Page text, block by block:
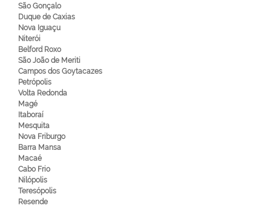
São Gonçalo
Duque de Caxias
Nova Iguaçu
Niterói
Belford Roxo
São João de Meriti
Campos dos Goytacazes
Petrópolis
Volta Redonda
Magé
Itaboraí
Mesquita
Nova Friburgo
Barra Mansa
Macaé
Cabo Frio
Nilópolis
Teresópolis
Resende